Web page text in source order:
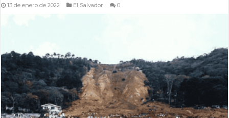
13 de enero de 2022 El Salvador 0